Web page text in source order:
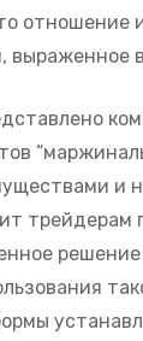
отношение
выраженное
и
трейдерам
решение